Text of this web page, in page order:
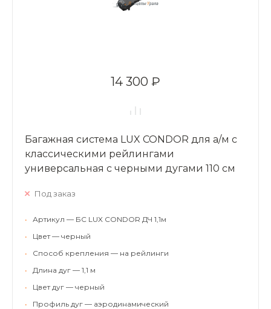
14 300 ₽
Багажная система LUX CONDOR для а/м с
классическими рейлингами
универсальная с черными дугами 110 см
Под заказ
•
Артикул — БС LUX CONDOR ДЧ 1,1м
•
Цвет — черный
•
Способ крепления — на рейлинги
•
Длина дуг — 1,1 м
•
Цвет дуг — черный
•
Профиль дуг — аэродинамический